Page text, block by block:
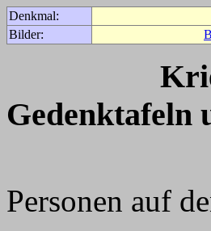
Denkmal:
Bilder:
Gedenktafeln
(Für
Personen auf